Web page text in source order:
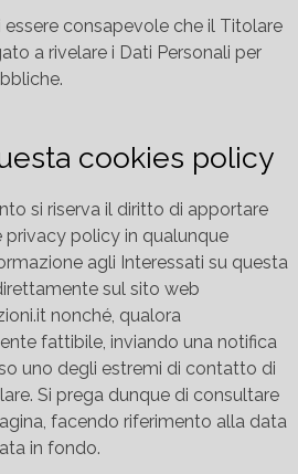
essere consapevole che il Titolare
a rivelare i Dati Personali per
cookies policy
si riserva il diritto di apportare
policy in qualunque
agli Interessati su questa
sul sito web
nonché, qualora
fattibile, inviando una notifica
uno degli estremi di contatto di
Si prega dunque di consultare
facendo riferimento alla data
in fondo.